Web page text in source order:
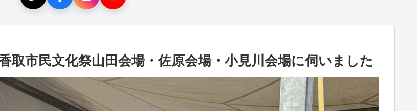
取市民文化祭山田会場・佐原会場・小見川会場に伺いました